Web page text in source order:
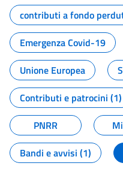
contributi a fondo
Emergenza Covid-19
Unione Europea
Contributi e patrocini (1)
PNRR
Bandi e avvisi (1)